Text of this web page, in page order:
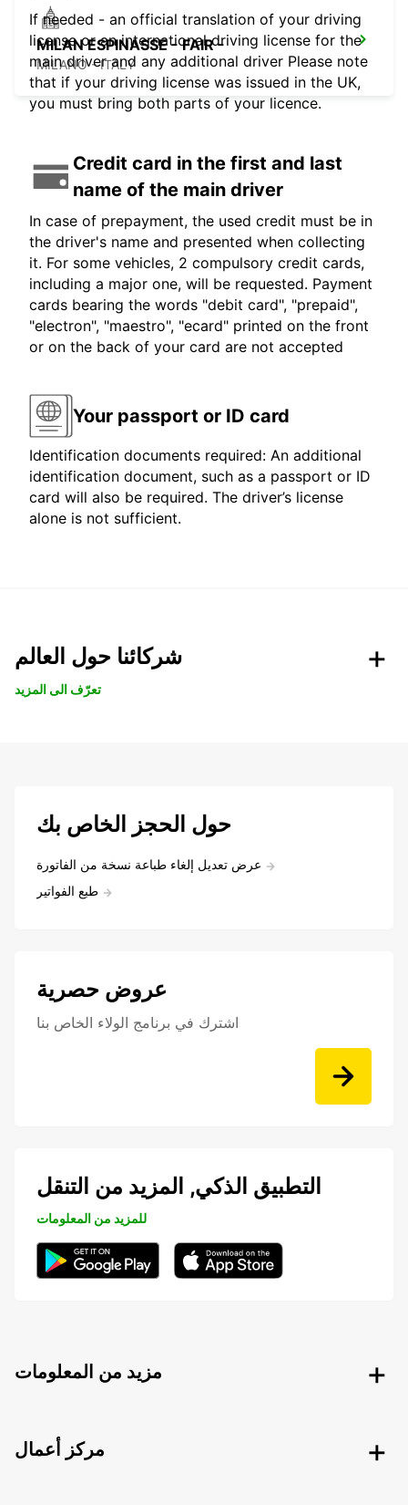
MILAN ESPINASSE - FAIR -
MILANO - ITALY
If needed - an official translation of your driving
license or an international driving license for the
main driver and any additional driver Please note
that if your driving license was issued in the UK,
you must bring both parts of your licence.
Credit card in the first and last
name of the main driver
In case of prepayment, the used credit must be in
the driver's name and presented when collecting
it. For some vehicles, 2 compulsory credit cards,
including a major one, will be requested. Payment
cards bearing the words "debit card", "prepaid",
"electron", "maestro", "ecard" printed on the front
or on the back of your card are not accepted
Your passport or ID card
Identification documents required: An additional
identification document, such as a passport or ID
card will also be required. The driver’s license
alone is not sufficient.
شركائنا حول العالم
تعرّف الى المزيد
حول الحجز الخاص بك
عرض تعديل إلغاء طباعة نسخة من الفاتورة
طبع الفواتير
عروض حصرية
اشترك في برنامج الولاء الخاص بنا
التطبيق الذكي, المزيد من التنقل
للمزيد من المعلومات
مزيد من المعلومات
مركز أعمال